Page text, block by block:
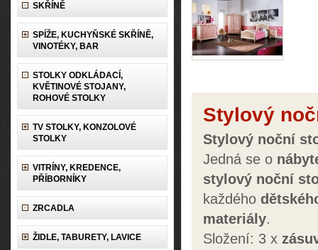
SKŘÍNĚ
SPÍŽE, KUCHYŇSKÉ SKŘÍNĚ,
VINOTÉKY, BAR
STOLKY ODKLÁDACÍ,
KVĚTINOVÉ STOJANY,
ROHOVÉ STOLKY
TV STOLKY, KONZOLOVÉ
STOLKY
VITRÍNY, KREDENCE,
PŘÍBORNÍKY
ZRCADLA
ŽIDLE, TABURETY, LAVICE
Stylový
Stylový noční
Jedná se o
stylový noční
každého
materiály.
Složení: 3 x